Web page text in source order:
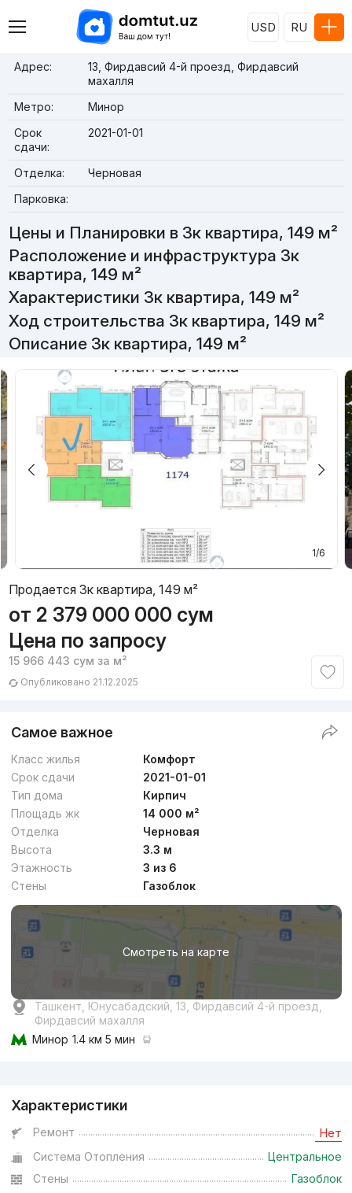
USD RU
Адрес:
13, Фирдавсий 4-й проезд, Фирдавсий
махалля
Метро:
Минор
Срок
сдачи:
2021-01-01
Отделка:
Черновая
Парковка:
Цены и Планировки в 3к квартира, 149 м²
Расположение и инфраструктура 3к
квартира, 149 м²
Характеристики 3к квартира, 149 м²
Ход строительства 3к квартира, 149 м²
Описание 3к квартира, 149 м²
1/6
Продается 3к квартира, 149 м²
от 2 379 000 000 сум
Цена по запросу
15 966 443 сум за м²
Опубликовано 21.12.2025
Самое важное
Класс жилья
Комфорт
Срок сдачи
2021-01-01
Тип дома
Кирпич
Площадь жк
14 000 м²
Отделка
Черновая
Высота
3.3 м
Этажность
3 из 6
Стены
Газоблок
Смотреть на карте
Ташкент, Юнусабадский, 13, Фирдавсий 4-й проезд,
Фирдавсий махалля
Минор 1.4 км 5 мин
Характеристики
Ремонт Нет
Система Отопления
Центральное
Стены
Газоблок